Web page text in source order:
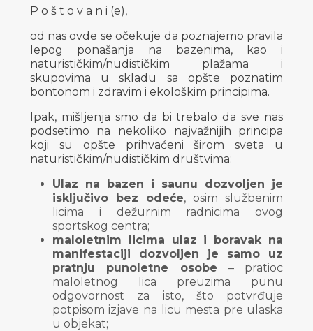
P o š t o v a n i (e),
od nas ovde se očekuje da poznajemo pravila
lepog ponašanja na bazenima, kao i
naturističkim/nudističkim plažama i
skupovima u skladu sa opšte poznatim
bontonom i zdravim i ekološkim principima.
Ipak, mišljenja smo da bi trebalo da sve nas
podsetimo na nekoliko najvažnijih principa
koji su opšte prihvaćeni širom sveta u
naturističkim/nudističkim društvima:
Ulaz na bazen i saunu dozvoljen je
isključivo bez odeće, osim službenim
licima i dežurnim radnicima ovog
sportskog centra;
maloletnim licima ulaz i boravak na
manifestaciji dozvoljen je samo uz
pratnju punoletne osobe – pratioc
maloletnog lica preuzima punu
odgovornost za isto, što potvrđuje
potpisom izjave na licu mesta pre ulaska
u objekat;